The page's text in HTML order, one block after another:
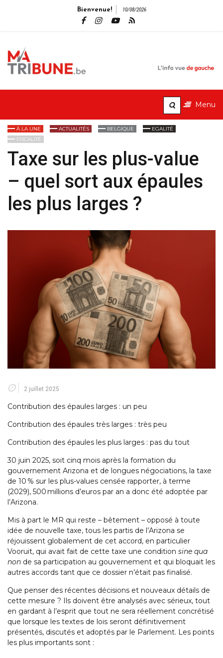
Bienvenue! 10/08/2026
Menu
À LA UNE ACTUALITÉS BELGIQUE
EGALITÉ
FISCALITÉ
Taxe sur les plus-value
– quel sort aux épaules
les plus larges ?
2 juillet 2025
Contribution des épaules larges : un peu
Contribution des épaules très larges : très peu
Contribution des épaules les plus larges : pas du tout
30 juin 2025, soit cinq mois après la formation du
gouvernement Arizona et de longues négociations, la taxe
de 10 % sur les plus-values censée rapporter, à terme
(2029), 500 millions d’euros par an a donc été adoptée par
l’Arizona.
Mis à part le MR qui reste – bêtement – opposé à toute
idée de nouvelle taxe, tous les partis de l’Arizona se
réjouissent globalement de cet accord, en particulier
Vooruit, qui avait fait de cette taxe une condition sine qua
non de sa participation au gouvernement et qui bloquait les
autres accords tant que ce dossier n’était pas finalisé.
Que penser des récentes décisions et nouveaux détails de
cette mesure ? Ils doivent être analysés avec sérieux, tout
en gardant à l’esprit que tout ne sera réellement concrétisé
que lorsque les textes de lois seront définitivement
présentés, discutés et adoptés par le Parlement. Les points
les plus importants sont :